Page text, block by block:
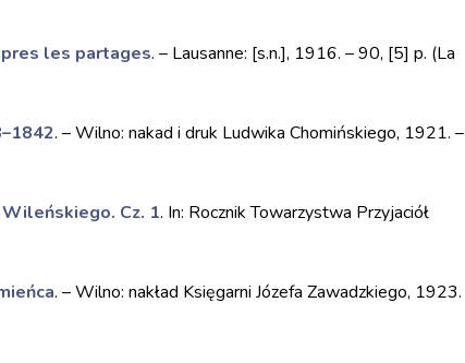
les partages. – Lausanne: [s.n.], 1916. – 90, [5] p. (La
. – Wilno: nakad i druk Ludwika Chomińskiego, 1921. –
Cz. 1. In: Rocznik Towarzystwa Przyjaciół
. – Wilno: nakład Księgarni Józefa Zawadzkiego, 1923.